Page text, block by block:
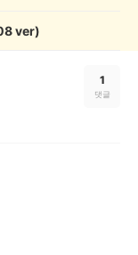
ver)
1
댓글